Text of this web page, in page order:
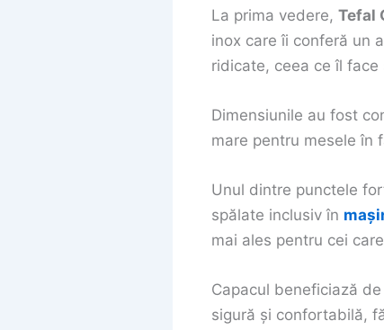
La prima vedere, Tefal
inox care îi conferă un
ridicate, ceea ce îl
Dimensiunile au fost
mare pentru mesele în
Unul dintre punctele
spălate inclusiv în
mai ales pentru cei
Capacul beneficiază
sigură și confortabilă,